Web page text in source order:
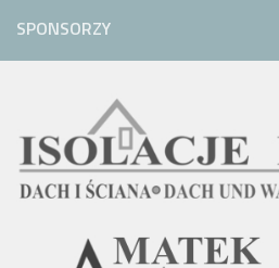
SPONSORZY